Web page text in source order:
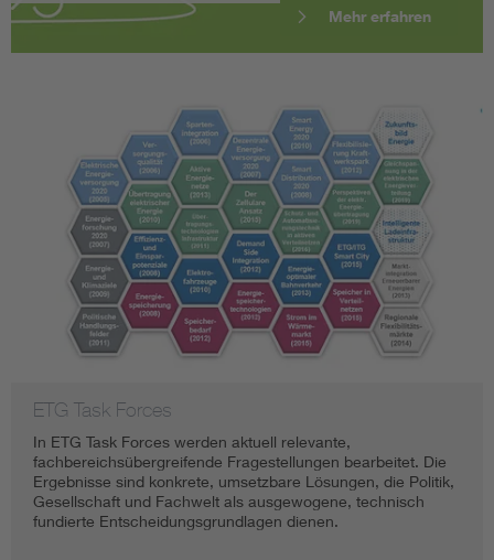
Mehr erfahren
ETG Task Forces
In ETG Task Forces werden aktuell relevante,
fachbereichsübergreifende Fragestellungen bearbeitet. Die
Ergebnisse sind konkrete, umsetzbare Lösungen, die Politik,
Gesellschaft und Fachwelt als ausgewogene, technisch
fundierte Entscheidungsgrundlagen dienen.